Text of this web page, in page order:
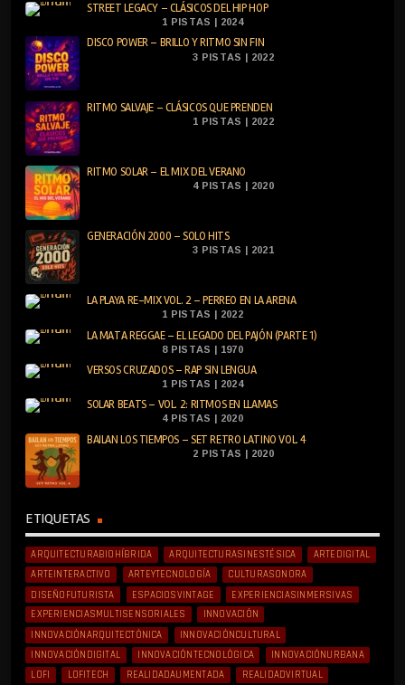
STREET LEGACY – CLÁSICOS DEL HIP HOP
1 PISTAS | 2024
DISCO POWER – BRILLO Y RITMO SIN FIN
3 PISTAS | 2022
RITMO SALVAJE – CLÁSICOS QUE PRENDEN
1 PISTAS | 2022
RITMO SOLAR – EL MIX DEL VERANO
4 PISTAS | 2020
GENERACIÓN 2000 – SOLO HITS
3 PISTAS | 2021
LA PLAYA RE-MIX VOL. 2 – PERREO EN LA ARENA
1 PISTAS | 2022
LA MATA REGGAE – EL LEGADO DEL PAJÓN (PARTE 1)
8 PISTAS | 1970
VERSOS CRUZADOS – RAP SIN LENGUA
1 PISTAS | 2024
SOLAR BEATS – VOL. 2: RITMOS EN LLAMAS
4 PISTAS | 2020
BAILAN LOS TIEMPOS – SET RETRO LATINO VOL. 4
2 PISTAS | 2020
ETIQUETAS
ARQUITECTURABIOHÍBRIDA ARQUITECTURASINESTÉSICA
ARTEDIGITAL
ARTEINTERACTIVO
ARTEYTECNOLOGÍA
CULTURASONORA
DISEÑOFUTURISTA
ESPACIOSVINTAGE
EXPERIENCIASINMERSIVAS
EXPERIENCIASMULTISENSORIALES
INNOVACIÓN
INNOVACIÓNARQUITECTÓNICA
INNOVACIÓNCULTURAL
INNOVACIÓNDIGITAL
INNOVACIÓNTECNOLÓGICA
INNOVACIÓNURBANA
LOFI
LOFITECH REALIDADAUMENTADA
REALIDADVIRTUAL